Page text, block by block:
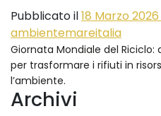
Pubblicato il18 Marzo 2026
ambientemareitalia
Giornata Mondiale del
per trasformare i rifiuti in
l’ambiente.
Archivi